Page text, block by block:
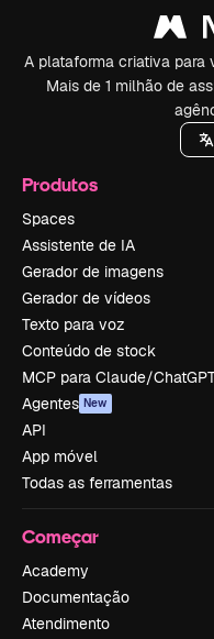
A plataforma criativa para
Mais de 1 milhão de
Produtos
Spaces
Assistente de IA
Gerador de imagens
Gerador de vídeos
Texto para voz
Conteúdo de stock
MCP para Claude/
Agentes New
API
App móvel
Todas as ferramentas
Começar
Academy
Documentação
Atendimento